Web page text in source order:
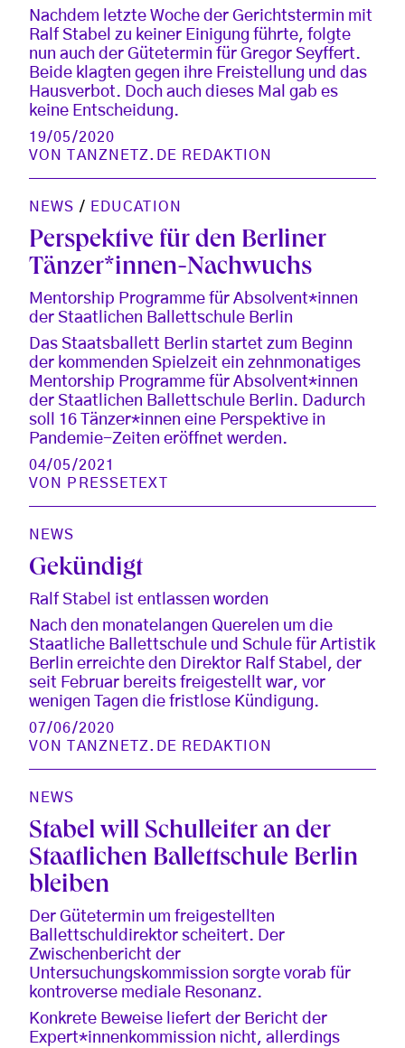
Nachdem letzte Woche der Gerichtstermin mit
Ralf Stabel zu keiner Einigung führte, folgte
nun auch der Gütetermin für Gregor Seyffert.
Beide klagten gegen ihre Freistellung und das
Hausverbot. Doch auch dieses Mal gab es
keine Entscheidung.
19/05/2020
VON
TANZNETZ.DE REDAKTION
NEWS / EDUCATION
Perspektive für den Berliner
Tänzer*innen-Nachwuchs
Mentorship Programme für Absolvent*innen
der Staatlichen Ballettschule Berlin
Das Staatsballett Berlin startet zum Beginn
der kommenden Spielzeit ein zehnmonatiges
Mentorship Programme für Absolvent*innen
der Staatlichen Ballettschule Berlin. Dadurch
soll 16 Tänzer*innen eine Perspektive in
Pandemie-Zeiten eröffnet werden.
04/05/2021
VON
PRESSETEXT
NEWS
Gekündigt
Ralf Stabel ist entlassen worden
Nach den monatelangen Querelen um die
Staatliche Ballettschule und Schule für Artistik
Berlin erreichte den Direktor Ralf Stabel, der
seit Februar bereits freigestellt war, vor
wenigen Tagen die fristlose Kündigung.
07/06/2020
VON
TANZNETZ.DE REDAKTION
NEWS
Stabel will Schulleiter an der
Staatlichen Ballettschule Berlin
bleiben
Der Gütetermin um freigestellten
Ballettschuldirektor scheitert. Der
Zwischenbericht der
Untersuchungskommission sorgte vorab für
kontroverse mediale Resonanz.
Konkrete Beweise liefert der Bericht der
Expert*innenkommission nicht, allerdings